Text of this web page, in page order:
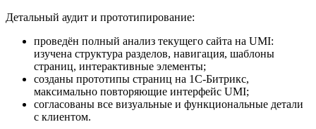
Детальный аудит и прототипирование:
проведён полный анализ текущего сайта на UMI:
изучена структура разделов, навигация, шаблоны
страниц, интерактивные элементы;
созданы прототипы страниц на 1С-Битрикс,
максимально повторяющие интерфейс UMI;
согласованы все визуальные и функциональные детали
с клиентом.